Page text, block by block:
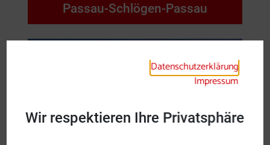
Passau-Schlögen-Passau
Datenschutzerklärung
Impressum
Wir respektieren Ihre Privatsphäre